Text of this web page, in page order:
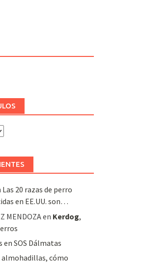
Las 20 razas de perro
en EE.UU. son…
MENDOZAen Kerdog,
en SOS Dálmatas
almohadillas, cómo